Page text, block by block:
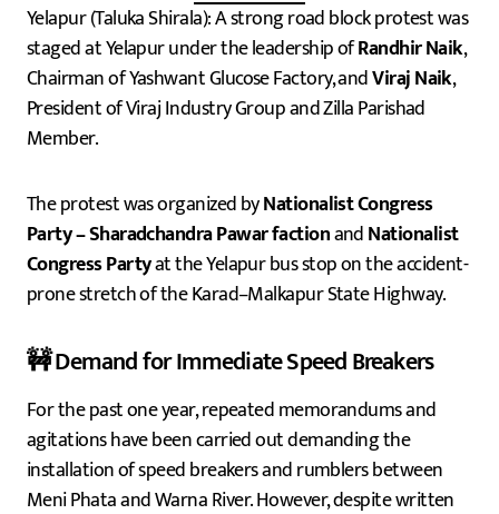
Yelapur (Taluka Shirala): A strong road block protest was
staged at Yelapur under the leadership ofRandhir Naik,
Chairman of Yashwant Glucose Factory, andViraj Naik,
President of Viraj Industry Group and Zilla Parishad
Member.
The protest was organized byNationalist Congress
Party – Sharadchandra Pawar factionandNationalist
Congress Partyat the Yelapur bus stop on the accident-
prone stretch of the Karad–Malkapur State Highway.
🚧 Demand for Immediate Speed Breakers
For the past one year, repeated memorandums and
agitations have been carried out demanding the
installation of speed breakers and rumblers between
Meni Phata and Warna River. However, despite written